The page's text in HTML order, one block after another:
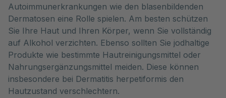
Autoimmunerkrankungen wie den blasenbildenden
Dermatosen eine Rolle spielen. Am besten schützen
Sie Ihre Haut und Ihren Körper, wenn Sie vollständig
auf Alkohol verzichten. Ebenso sollten Sie jodhaltige
Produkte wie bestimmte Hautreinigungsmittel oder
Nahrungsergänzungsmittel meiden. Diese können
insbesondere bei Dermatitis herpetiformis den
Hautzustand verschlechtern.